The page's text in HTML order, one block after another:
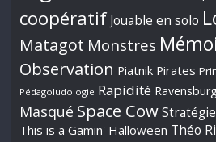
coopératif Jouable en solo
Matagot Monstres
Observation Piatnik Pirates
Pédagoludologie Rapidité
Masqué Space Cow Stratégie
This is a Gamin' Halloween Théo